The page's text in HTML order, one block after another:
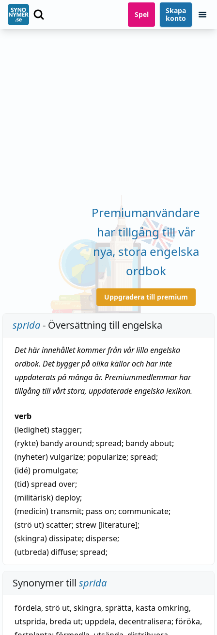
Spel
Skapa
konto
Premiumanvändare
har tillgång till vår
nya, stora engelska
ordbok
Uppgradera till premium
sprida- Översättning till engelska
Det här innehållet kommer från vår lilla engelska
ordbok. Det bygger på olika källor och har inte
uppdaterats på många år. Premiummedlemmar har
tillgång till vårt stora, uppdaterade engelska lexikon.
verb
(ledighet)stagger;
(rykte) bandy around; spread; bandy about;
(nyheter)vulgarize; popularize; spread;
(idé) promulgate;
(tid)spread over;
(militärisk)deploy;
(medicin)transmit; pass on; communicate;
(strö ut)scatter; strew [literature];
(skingra)dissipate; disperse;
(utbreda)diffuse; spread;
Synonymer till sprida
fördela, strö ut, skingra, sprätta, kasta omkring,
utsprida, breda ut; uppdela, decentralisera; föröka,